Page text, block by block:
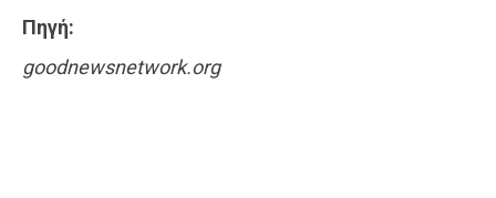
Πηγή:
goodnewsnetwork.org